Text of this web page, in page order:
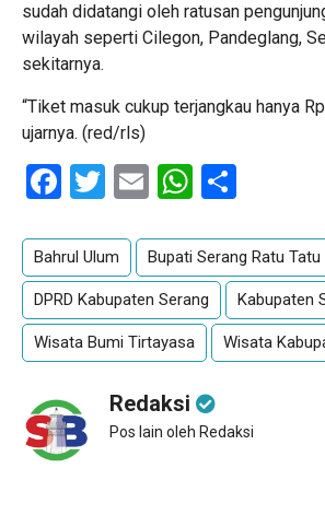
sudah didatangi oleh ratusan
wilayah seperti Cilegon, Pandeglang,
sekitarnya.
“Tiket masuk cukup terjangkau hanya
ujarnya. (red/rls)
Facebook
Twitter
Email
Bahrul Ulum Bupati Serang Ratu
DPRD Kabupaten Serang Kabupaten
Wisata Bumi Tirtayasa Wisata
Redaksi
Pos lain oleh Redaksi